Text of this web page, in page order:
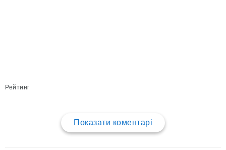
Рейтинг
Показати коментарі